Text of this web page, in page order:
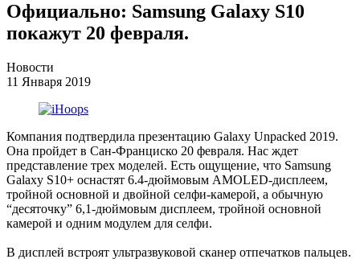
Официально: Samsung Galaxy S10
покажут 20 февраля.
Новости
11 Января 2019
Компания подтвердила презентацию Galaxy Unpacked 2019.
Она пройдет в Сан-Франциско 20 февраля. Нас ждет
представление трех моделей. Есть ощущение, что Samsung
Galaxy S10+ оснастят 6.4-дюймовым AMOLED-дисплеем,
тройной основной и двойной селфи-камерой, а обычную
“десяточку” 6,1-дюймовым дисплеем, тройной основной
камерой и одним модулем для селфи.
В дисплей встроят ультразвуковой сканер отпечатков пальцев.